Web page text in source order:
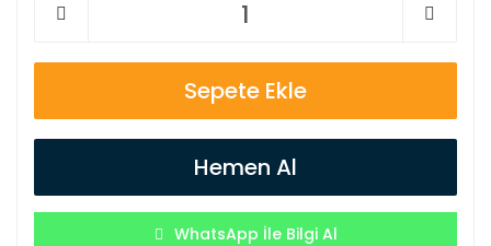
Sepete Ekle
Hemen Al
WhatsApp İle Bilgi Al